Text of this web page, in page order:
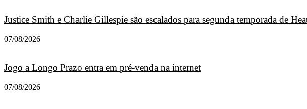
Justice Smith e Charlie Gillespie são escalados para segunda temporada de
07/08/2026
Jogo a Longo Prazo entra em pré-venda na internet
07/08/2026